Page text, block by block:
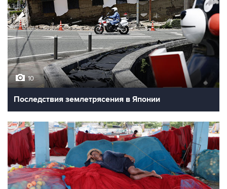
10
Последствия землетрясения в Японии